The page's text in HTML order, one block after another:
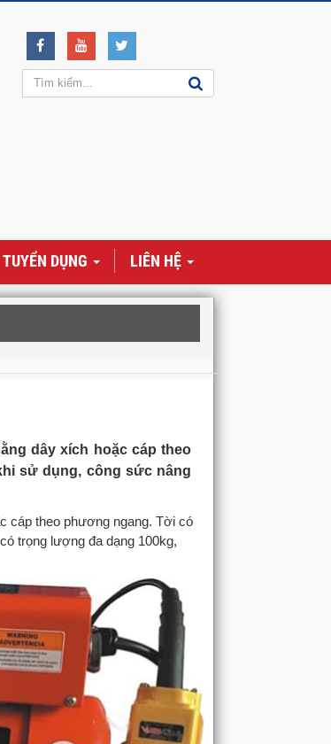
TUYỂN DỤNG LIÊN HỆ
dây xích hoặc cáp theo
sử dụng, công sức nâng
cáp theo phương ngang. Tời có
trọng lượng đa dạng 100kg,